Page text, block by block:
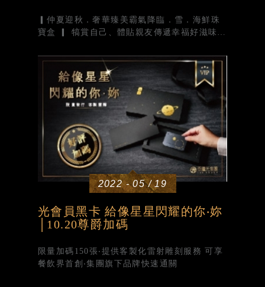
▎仲夏迎秋．奢華臻美霸氣降臨．雪．海鮮珠
寶盒 ▎ 犒賞自己、體貼親友傳遞幸福好滋味，
盡鮮美與精華，頂級海鮮丼料理
2022 - 05 / 19
光會員黑卡 給像星星閃耀的你‧妳
│10.20尊爵加碼
限量加碼150張‧提供客製化雷射雕刻服務 可享
餐飲界首創‧集團旗下品牌快速通關